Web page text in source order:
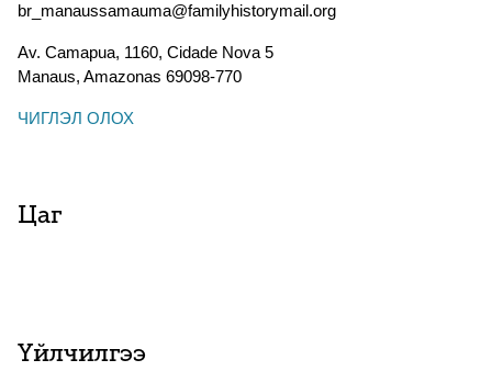
br_manaussamauma@familyhistorymail.org
Av. Camapua, 1160, Cidade Nova 5
Manaus, Amazonas 69098-770
ЧИГЛЭЛ ОЛОХ
Цаг
Үйлчилгээ